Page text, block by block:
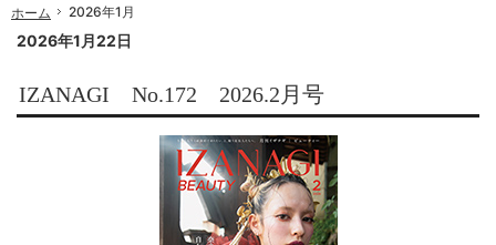
ホーム 2026年1月
2026年1月22日
IZANAGI No.172 2026.2月号